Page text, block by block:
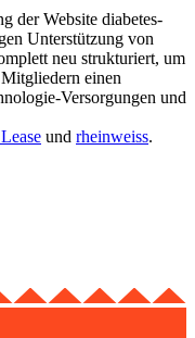
der Website diabetes-
Unterstützung von
neu strukturiert, um
einen
Versorgungen und
und rheinweiss.